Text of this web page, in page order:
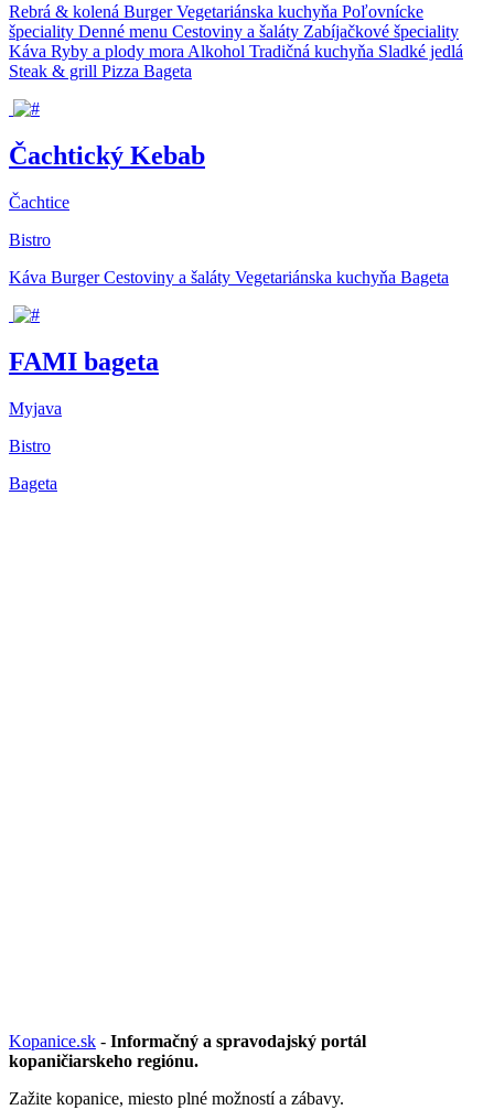
Rebrá & kolená BurgerVegetariánska kuchyňa Poľovnícke
špeciality Denné menu Cestoviny a šaláty Zabíjačkové špeciality
Káva Ryby a plody mora Alkohol Tradičná kuchyňa Sladké jedlá
Steak & grill Pizza Bageta
Čachtický Kebab
Čachtice
Bistro
Káva BurgerCestoviny a šaláty Vegetariánska kuchyňa Bageta
FAMI bageta
Myjava
Bistro
Bageta
Kopanice.sk - Informačný a spravodajský portál
kopaničiarskeho regiónu.
Zažite kopanice, miesto plné možností a zábavy.